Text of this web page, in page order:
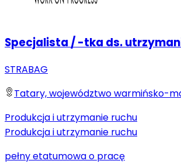
Specjalista / -tka ds.
STRABAG
Tatary, województwo warmińsko-
Produkcja i utrzymanie ruchu
Produkcja i utrzymanie ruchu
pełny etatumowa o pracę